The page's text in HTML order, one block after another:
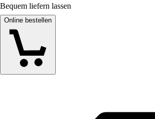
Bequem liefern lassen
Online bestellen